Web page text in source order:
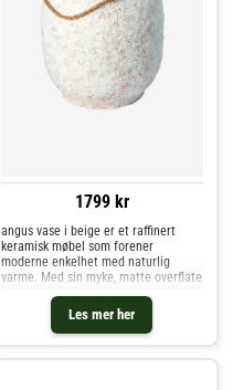
1799 kr
Les mer her
angus vase i beige er et raffinert
keramisk møbel som forener
moderne enkelhet med naturlig
varme. Med sin myke, matte overflate
og organiske form tilfører den et
rolig og tidløst uttrykk til ethvert rom.
Den milde beige fargen fremhever
både friske og tørkede